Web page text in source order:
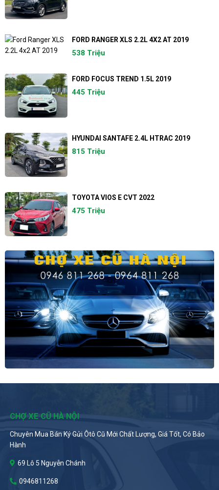
FORD RANGER XLS 2.2L 4X2 AT 2019
538 Triệu
FORD FOCUS TREND 1.5L 2019
445 Triệu
HYUNDAI SANTAFE 2.4L HTRAC 2019
815 Triệu
TOYOTA VIOS E CVT 2022
475 Triệu
CHỢ XE CŨ HÀ NỘI
Chuyên Mua Bán Ký Gửi Ôtô Cũ Mới Chất Lượng, Giá Tốt, Có Bảo
Hành
69 Lô 5 Nguyễn Chánh
0946811268